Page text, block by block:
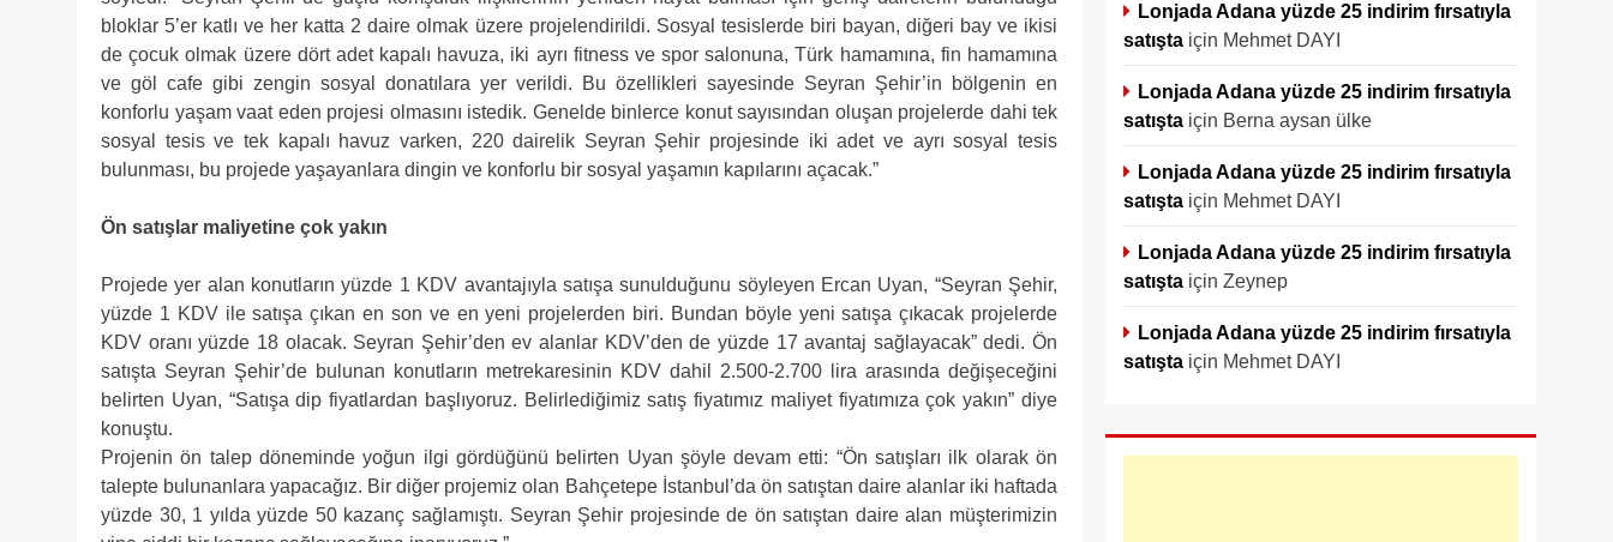
bloklar 5’er katlı ve her katta 2 daire olmak üzere projelendirildi. Sosyal tesislerde biri bayan, diğeri bay ve ikisi
de çocuk olmak üzere dört adet kapalı havuza, iki ayrı fitness ve spor salonuna, Türk hamamına, fin hamamına
ve göl cafe gibi zengin sosyal donatılara yer verildi. Bu özellikleri sayesinde Seyran Şehir’in bölgenin en
konforlu yaşam vaat eden projesi olmasını istedik. Genelde binlerce konut sayısından oluşan projelerde dahi tek
sosyal tesis ve tek kapalı havuz varken, 220 dairelik Seyran Şehir projesinde iki adet ve ayrı sosyal tesis
bulunması, bu projede yaşayanlara dingin ve konforlu bir sosyal yaşamın kapılarını açacak.”
Ön satışlar maliyetine çok yakın
Projede yer alan konutların yüzde 1 KDV avantajıyla satışa sunulduğunu söyleyen Ercan Uyan, “Seyran Şehir,
yüzde 1 KDV ile satışa çıkan en son ve en yeni projelerden biri. Bundan böyle yeni satışa çıkacak projelerde
KDV oranı yüzde 18 olacak. Seyran Şehir’den ev alanlar KDV’den de yüzde 17 avantaj sağlayacak” dedi. Ön
satışta Seyran Şehir’de bulunan konutların metrekaresinin KDV dahil 2.500-2.700 lira arasında değişeceğini
belirten Uyan, “Satışa dip fiyatlardan başlıyoruz. Belirlediğimiz satış fiyatımız maliyet fiyatımıza çok yakın” diye
konuştu.
Projenin ön talep döneminde yoğun ilgi gördüğünü belirten Uyan şöyle devam etti: “Ön satışları ilk olarak ön
talepte bulunanlara yapacağız. Bir diğer projemiz olan Bahçetepe İstanbul’da ön satıştan daire alanlar iki haftada
yüzde 30, 1 yılda yüzde 50 kazanç sağlamıştı. Seyran Şehir projesinde de ön satıştan daire alan müşterimizin
Lonjada Adana yüzde 25 indirim fırsatıyla
satışta için Mehmet DAYI
Lonjada Adana yüzde 25 indirim fırsatıyla
satışta için Berna aysan ülke
Lonjada Adana yüzde 25 indirim fırsatıyla
satışta için Mehmet DAYI
Lonjada Adana yüzde 25 indirim fırsatıyla
satışta için Zeynep
Lonjada Adana yüzde 25 indirim fırsatıyla
satışta için Mehmet DAYI